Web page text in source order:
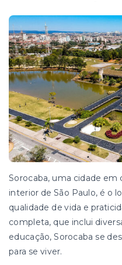
Sorocaba, uma cidade
interior de São Paulo, é o
qualidade de vida e
completa, que inclui
educação, Sorocaba se
para se viver.